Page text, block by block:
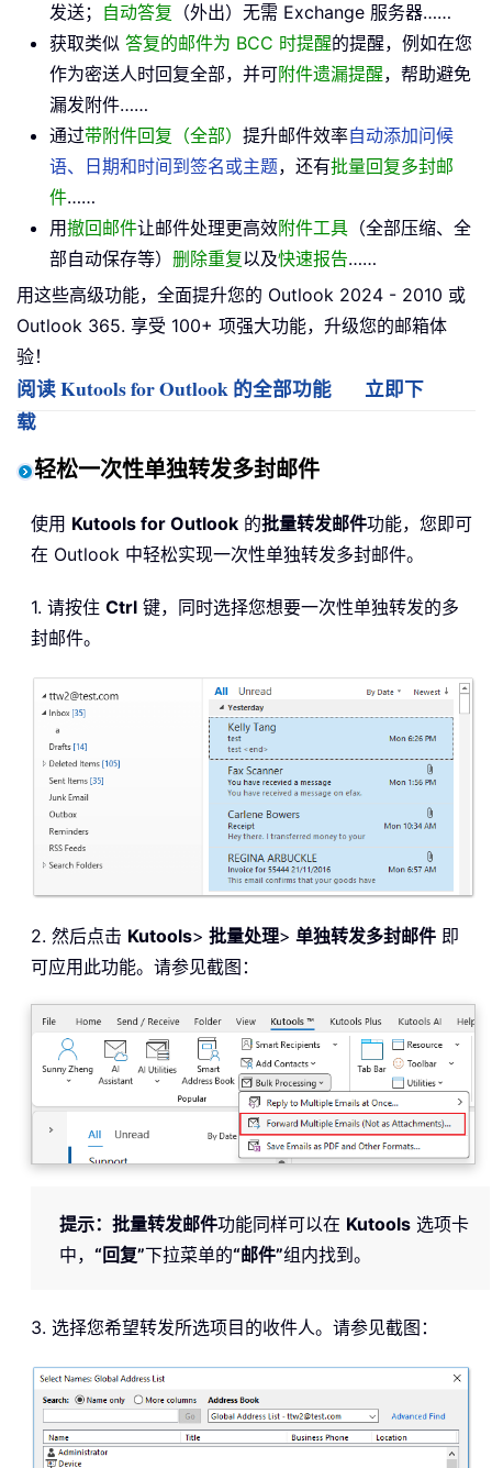
发送； 自动答复 （外出）无需 Exchange 服务器……
获取类似 答复的邮件为 BCC 时提醒的提醒，例如在您
作为密送人时回复全部，并可附件遗漏提醒，帮助避免
漏发附件……
通过带附件回复（全部） 提升邮件效率自动添加问候
语、日期和时间到签名或主题，还有批量回复多封邮
件……
用撤回邮件让邮件处理更高效附件工具 （全部压缩、全
部自动保存等） 删除重复以及快速报告……
用这些高级功能，全面提升您的 Outlook 2024 - 2010 或
Outlook 365. 享受 100+ 项强大功能，升级您的邮箱体
验！
阅读 Kutools for Outlook 的全部功能
立即下
载
轻松一次性单独转发多封邮件
使用 Kutools for Outlook 的批量转发邮件功能，您即可
在 Outlook 中轻松实现一次性单独转发多封邮件。
1. 请按住 Ctrl 键，同时选择您想要一次性单独转发的多
封邮件。
2. 然后点击 Kutools> 批量处理> 单独转发多封邮件 即
可应用此功能。请参见截图：
提示： 批量转发邮件功能同样可以在 Kutools 选项卡
中， “回复”下拉菜单的“邮件”组内找到。
3. 选择您希望转发所选项目的收件人。请参见截图：